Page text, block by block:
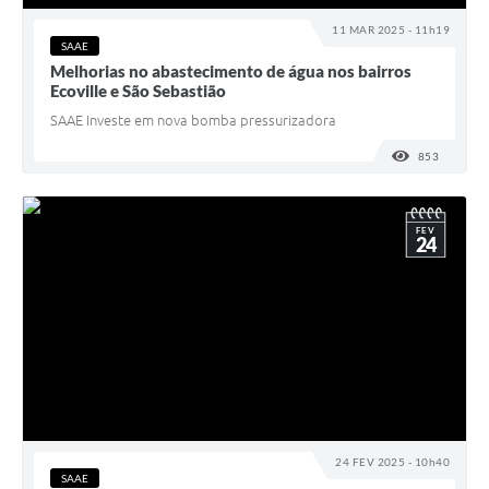
11 MAR 2025 - 11h19
SAAE
Melhorias no abastecimento de água nos bairros
Ecoville e São Sebastião
SAAE Investe em nova bomba pressurizadora
853
24 FEV 2025 - 10h40
FEV
24
SAAE